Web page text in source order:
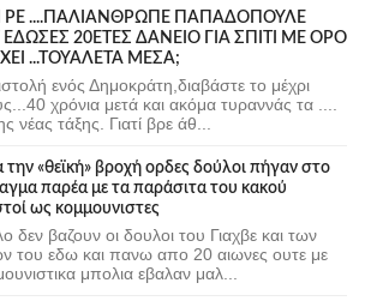
ΡΕ ....ΠΑΛΙΑΝΘΡΩΠΕ ΠΑΠΑΔΟΠΟΥΛΕ
20ΕΤΕΣ ΔΑΝΕΙΟ ΓΙΑ ΣΠΙΤΙ ΜΕ ΟΡΟ
...ΤΟΥΑΛΕΤΑ ΜΕΣΑ;
ενός Δημοκράτη,διαβάστε το μέχρι
χρόνια μετά και ακόμα τυραννάς τα ....
νέας τάξης. Γιατί βρε άθ...
την «θεϊκή» βροχή ορδες δούλοι πήγαν στο
παρέα με τα παράσιτα του κακού
ως κομμουνιστες
δεν βαζουν οι δουλοι του Γιαχβε και των
του εδω και πανω απο 20 αιωνες ουτε με
μπολια εβαλαν μαλ...